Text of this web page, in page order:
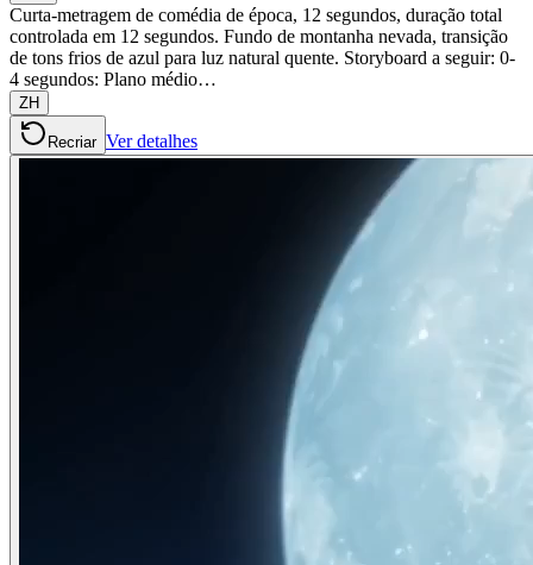
Curta-metragem de comédia de época, 12 segundos, duração total
controlada em 12 segundos. Fundo de montanha nevada, transição
de tons frios de azul para luz natural quente. Storyboard a seguir: 0-
4 segundos: Plano médio…
ZH
Recriar Ver detalhes